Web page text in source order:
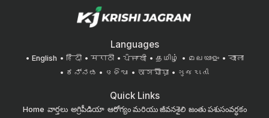
Languages
English हिंदी मराठी ਪੰਜਾਬੀ தமிழ் മലയാളം
বাংলা
ಕನ್ನಡ
ଓଡିଆ অসমীয়া ગુજરાતી
Quick Links
Home వార్తలు అగ్రిపీడియా ఆరోగ్యం మరియు జీవనశైలి జంతు పశుసంవర్ధకం